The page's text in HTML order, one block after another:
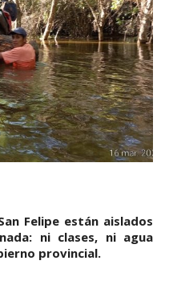
Felipe están aislados
ni clases, ni agua
provincial.